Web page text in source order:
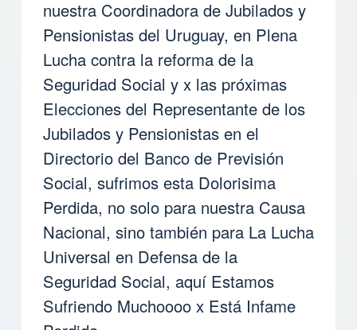
nuestra Coordinadora de Jubilados y
Pensionistas del Uruguay, en Plena
Lucha contra la reforma de la
Seguridad Social y x las próximas
Elecciones del Representante de los
Jubilados y Pensionistas en el
Directorio del Banco de Previsión
Social, sufrimos esta Dolorisima
Perdida, no solo para nuestra Causa
Nacional, sino también para La Lucha
Universal en Defensa de la
Seguridad Social, aquí Estamos
Sufriendo Muchoooo x Está Infame